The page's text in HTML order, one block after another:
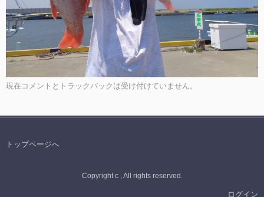
現在コメントとトラックバックは受け付けていません。
トップページへ
Copyright c , All rights reserved.
ログイン